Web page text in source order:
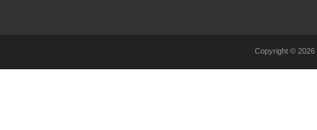
Copyright © 2026